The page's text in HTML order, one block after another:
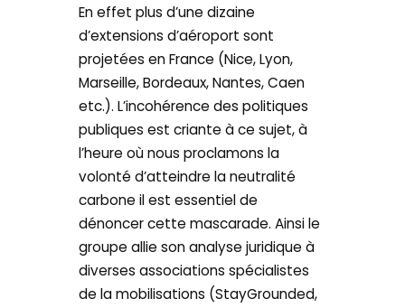
En effet plus d’une dizaine
d’extensions d’aéroport sont
projetées en France (Nice, Lyon,
Marseille, Bordeaux, Nantes, Caen
etc.). L’incohérence des politiques
publiques est criante à ce sujet, à
l’heure où nous proclamons la
volonté d’atteindre la neutralité
carbone il est essentiel de
dénoncer cette mascarade. Ainsi le
groupe allie son analyse juridique à
diverses associations spécialistes
de la mobilisations (StayGrounded,